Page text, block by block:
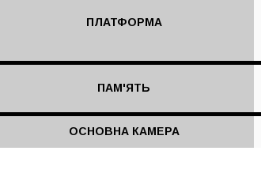
ПЛАТФОРМА
ПАМ'ЯТЬ
ОСНОВНА КАМЕРА